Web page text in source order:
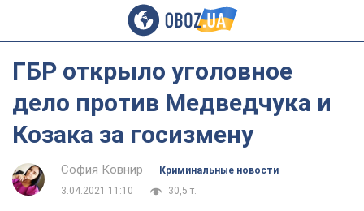
ГБР открыло уголовное
дело против Медведчука и
Козака за госизмену
София Ковнир
Криминальные новости
3.04.2021 11:10
30,5 т.